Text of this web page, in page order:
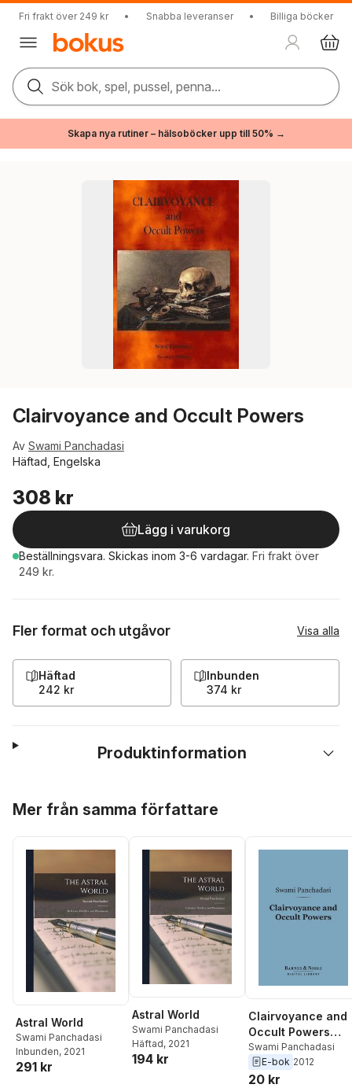
Fri frakt över 249 kr • Snabba leveranser • Billiga böcker
Sök bok, spel, pussel, penna...
Skapa nya rutiner – hälsoböcker upp till 50% →
Clairvoyance and Occult Powers
Av Swami Panchadasi
Häftad, Engelska
308 kr
Lägg i varukorg
Beställningsvara. Skickas inom 3-6 vardagar. Fri frakt över
249 kr.
Fler format och utgåvor Visa alla
Häftad
242 kr
Inbunden
374 kr
Produktinformation
Mer från samma författare
Astral World
Swami Panchadasi
Inbunden, 2021
291 kr
Astral World
Swami Panchadasi
Häftad, 2021
194 kr
Clairvoyance and
Occult Powers
(Barnes & Noble
Digital Library)
Swami Panchadasi
E-bok 2012
20 kr